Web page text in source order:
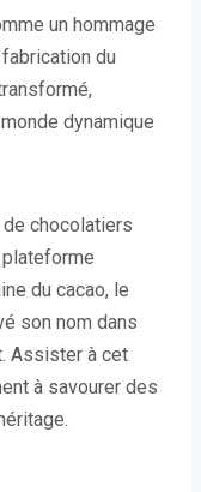
un hommage
du
dynamique
chocolatiers
plateforme
du cacao, le
son nom dans
Assister à cet
à savourer des